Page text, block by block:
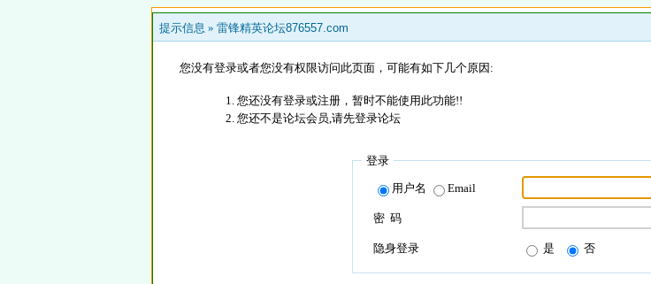
提示信息 » 雷锋精英论坛876557.com
您没有登录或者您没有权限访问此页面，可能有如下几个原因:
您还没有登录或注册，暂时不能使用此功能!!
您还不是论坛会员,请先登录论坛
登录
用户名 Email
密 码
隐身登录 是 否